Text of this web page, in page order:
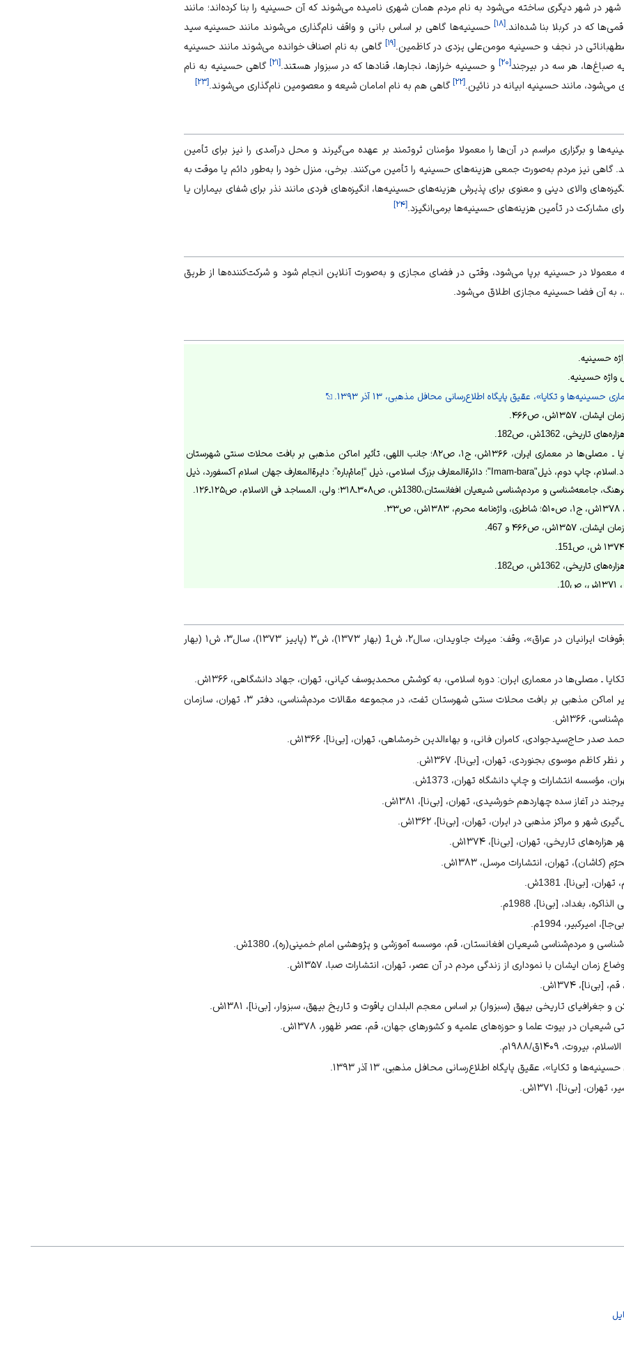
در شهر دیگری ساخته می‌شود به نام مردم همان شهری نامیده می‌شوند که آن حسینیه را بنا کرده‌اند؛ مانند
که در کربلا بنا شده‌اند.[۱۸] حسینیه‌ها گاهی بر اساس بانی و واقف نام‌گذاری می‌شوند مانند حسینیه سید
در نجف و حسینیه مومن‌علی یزدی در کاظمین.[۱۹] گاهی به نام اصناف خوانده می‌شوند مانند حسینیه
صباغ‌ها، هر سه در بیرجند[۲۰] و حسینیه خرازها، نجارها، قنادها که در سبزوار هستند. [۲۱]گاهی حسینیه به نام
می‌شود، مانند حسینیه ابیانه در نائین. [۲۲] گاهی هم به نام امامان شیعه و معصومین نام‌گذاری می‌شوند. [۲۳]
و برگزاری مراسم در آن‌ها را معمولا مؤمنان ثروتمند بر عهده می‌گیرند و محل درآمدی را نیز برای تأمین
گاهی نیز مردم به‌صورت جمعی هزینه‌های حسینیه را تأمین می‌کنند. برخی، منزل خود را به‌طور دائم یا موقت به‌
والای دینی و معنوی برای پذیرش هزینه‌های حسینیه‌ها، انگیزه‌های فردی مانند نذر برای شفای بیماران یا
مشارکت در تأمین هزینه‌های حسینیه‌ها برمی‌انگیزد. [۲۴]
معمولا در حسینیه برپا می‌شود، وقتی در فضای مجازی و به‌صورت آنلاین انجام شود و شرکت‌کننده‌ها از طریق
به آن فضا حسینیه مجازی اطلاق می‌شود.
حسینیه.
واژه حسینیه.
و تکایا»، عقیق پایگاه اطلاع‌رسانی محافل مذهبی، ۱۳ آذر ۱۳۹۳.
۱۳۵۷ش، ص۴۶۶.
1362ش، ص182.
توسلی، حسینیه‌ها ـ تکایا ـ مصلی‌ها در معماری ایران، ۱۳۶۶ش، ج۱، ص۸۲؛ جانب اللهی، تأثیر اماکن مذهبی بر بافت محلات سنتی شهرستان
تفت، ۱۳۶۶ش، ص۱۵ـ۲۰؛ د.اسلام، چاپ دوم، ذیل"Imam-bara"؛ دائرةالمعارف بزرگ اسلامی، ذیل “اِمامْ‌باره”؛ دایرةالمعارف جهان اسلام آکسفورد، ذیل
ص۴۶۶ و 467.
1362ش، ص182.
مراکز مذهبی،۱۳۶۲ش، ص182.
تاریخى،1374ش. ص131.
اماکن مذهبی بر بافت شهرستان تفت»، مجموعه مقالات مردم‌شناسی، ۱۳۶۶ ش، ج ۳؛ ص17 و18.
فرهنگ عاشورا، ۱۳۷۴ش، ص151.
در عراق، ص۱۰۱.
در آغاز سده چهاردهم خورشیدی، ص۱۲۶ـ۱۲۷.
تاریخی بیهق، ص۲۶۱.
انصاری قمی، محمدرضا، «موقوفات ایرانیان در عراق»، وقف: میراث جاویدان، سال۲، ش1 (بهار ۱۳۷۳)، ش۳ (پاییز ۱۳۷۳)، سال۳، ش۱ (بهار
ـ مصلی‌ها در معماری ایران: دوره اسلامی، به کوشش محمدیوسف کیانی، تهران، جهاد دانشگاهی، ۱۳۶۶ش.
جانب‌اللهی، محمدسعید، تأثیر اماکن مذهبی بر بافت محلات سنتی شهرستان تفت، در مجموعه مقالات مردم‌شناسی، دفتر ۳، تهران، سازمان
۱۳۶۶ش.
صدر حاج‌سیدجوادی، کامران فانی، و بهاءالدین خرمشاهی، تهران، [بی‌نا]، ۱۳۶۶ش.
کاظم موسوی بجنوردی، تهران، [بی‌نا]، ۱۳۶۷ش.
مؤسسه انتشارات و چاپ دانشگاه تهران، 1373ش.
در آغاز سده چهاردهم خورشیدی، تهران، [بی‌نا]، ۱۳۸۱ش.
شهر و مراکز مذهبی در ایران، تهران، [بی‌نا]، ۱۳۶۲ش.
تاریخی، تهران، [بی‌نا]، ۱۳۷۴ش.
(کاشان)، تهران، انتشارات مرسل، ۱۳۸۳ش.
[بی‌نا]، 1381ش.
بغداد، [بی‌نا]، 1988م.
1994م.
و مردم‌شناسی شیعیان افغانستان، قم، موسسه آموزشی و پژوهشی امام خمینی(ره)، 1380ش.
زمان ایشان با نموداری از زندگی مردم در آن عصر، تهران، انتشارات صبا، ۱۳۵۷ش.
۱۳۷۴ش.
تاریخی بیهق (سبزوار) بر اساس معجم البلدان یاقوت و تاریخ بیهق، سبزوار، [بی‌نا]، ۱۳۸۱ش.
در بیوت علما و حوزه‌های علمیه و کشورهای جهان، قم، عصر ظهور‏‫، ۱۳۷۸ش.‬‬‬
۱۴۰۹ق/۱۹۸۸م.
و تکایا»، عقیق پایگاه اطلاع‌رسانی محافل مذهبی، ۱۳ آذر ۱۳۹۳.
[بی‌نا]، ۱۳۷۱ش.